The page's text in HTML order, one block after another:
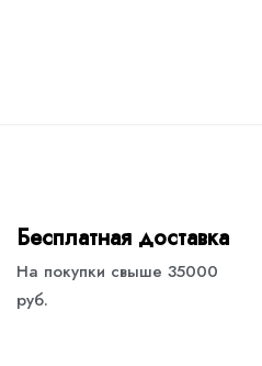
Бесплатная доставка
На покупки свыше 35000
руб.